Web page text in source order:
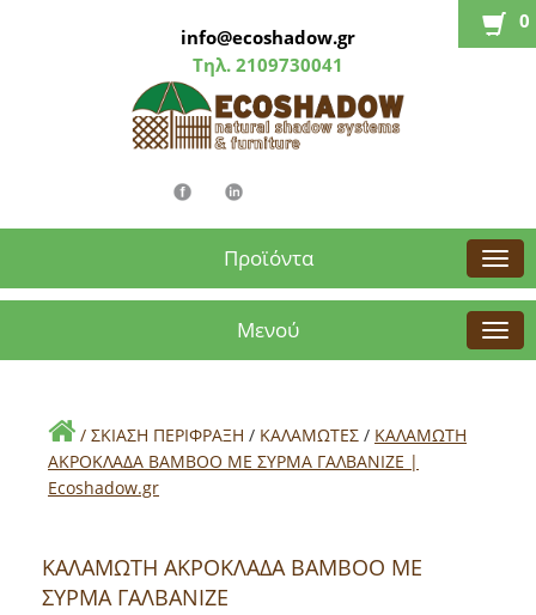
info@ecoshadow.gr
Τηλ. 2109730041
0
Προϊόντα
Μενού
/ ΣΚΙΑΣΗ ΠΕΡΙΦΡΑΞΗ / ΚΑΛΑΜΩΤΕΣ / ΚΑΛΑΜΩΤΗ
ΑΚΡΟΚΛΑΔΑ ΒΑΜΒΟΟ ΜΕ ΣΥΡΜΑ ΓΑΛΒΑΝΙΖΕ |
Εcoshadow.gr
ΚΑΛΑΜΩΤΗ ΑΚΡΟΚΛΑΔΑ ΒΑΜΒΟΟ ΜΕ
ΣΥΡΜΑ ΓΑΛΒΑΝΙΖΕ